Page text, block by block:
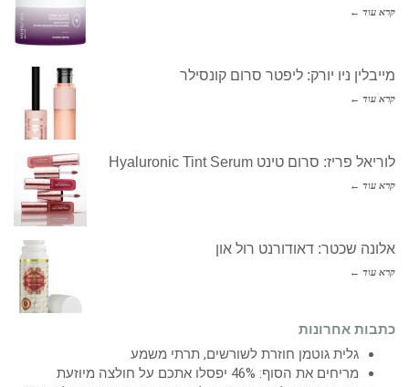
קרא עוד ←
מייבלין ניו יורק: ליפטר סרום קונסילר
קרא עוד ←
לוריאל פריז: סרום טינט Hyaluronic Tint Serum
קרא עוד ←
אלונה שכטר: דאודורנט רול און
קרא עוד ←
כתבות אחרונות
גלית גוטמן חוזרת לשורשים, תרתי משמע
מריחים את הסוף: 46% יפסלו אתכם על חולצה מיוזעת